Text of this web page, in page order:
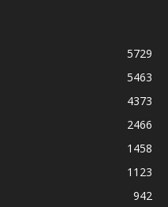
5729
5463
4373
2466
1458
1123
942